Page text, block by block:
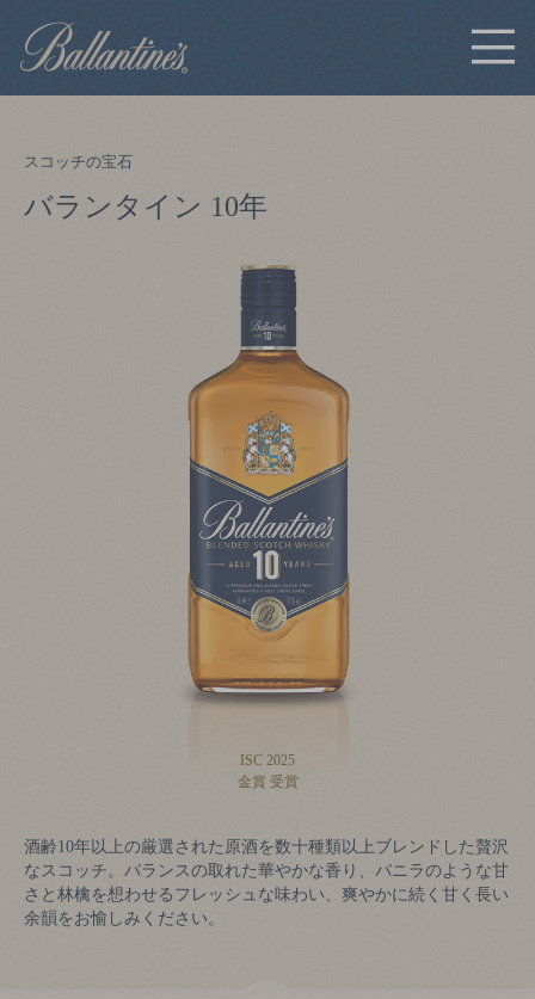
スコッチの宝石
バランタイン 10年
ISC 2025
金賞 受賞
酒齢10年以上の厳選された原酒を数十種類以上ブレンドした贅沢
なスコッチ。バランスの取れた華やかな香り、バニラのような甘
さと林檎を想わせるフレッシュな味わい、爽やかに続く甘く長い
余韻をお愉しみください。
バニラ、バタースコッチ、かすか
スムースかつクリーミー、蜂蜜、
赤リンゴ